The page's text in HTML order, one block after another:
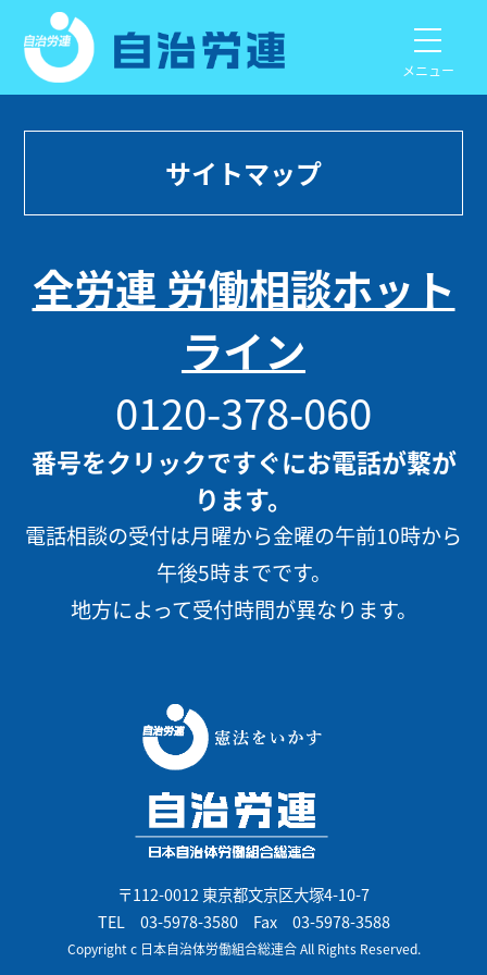
メニュー
サイトマップ
全労連 労働相談ホット
ライン
0120-378-060
番号をクリックですぐにお電話が繋が
ります。
電話相談の受付は月曜から金曜の午前10時から
午後5時までです。
地方によって受付時間が異なります。
〒112-0012 東京都文京区大塚4-10-7
TEL 03-5978-3580Fax 03-5978-3588
Copyright c 日本自治体労働組合総連合 All Rights Reserved.